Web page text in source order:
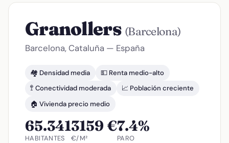
Granollers (Barcelona)
Barcelona, Cataluña — España
🏘️ Densidad media
💵 Renta medio-alto
🚏 Conectividad moderada
📈 Población creciente
🏠 Vivienda precio medio
65.341
HABITANTES
3159 €
€/M²
7.4%
PARO